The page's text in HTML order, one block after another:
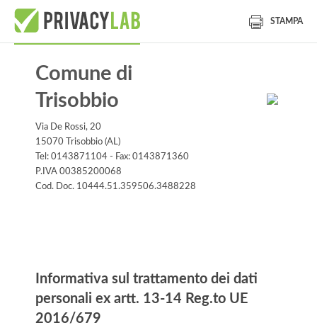
STAMPA
Comune di
Trisobbio
Via De Rossi, 20
15070 Trisobbio (AL)
Tel: 0143871104 - Fax: 0143871360
P.IVA 00385200068
Cod. Doc. 10444.51.359506.3488228
Informativa sul trattamento dei dati
personali ex artt. 13-14 Reg.to UE
2016/679